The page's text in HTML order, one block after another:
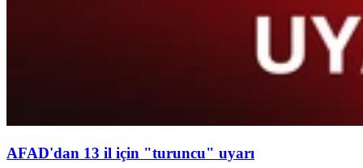
AFAD'dan 13 il için "turuncu" uyarı